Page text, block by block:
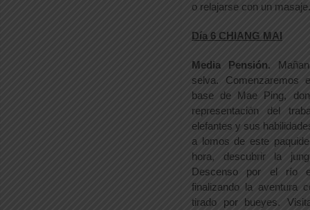
o relajarse con un
Día 6 CHIANG MAI
Media Pensión.
selva. Comenzaremos
base de Mae Ping,
representación del
elefantes y sus
a lomos de este
hora, descubrir la
Descenso por el río
finalizando la aventura
tirado por bueyes.